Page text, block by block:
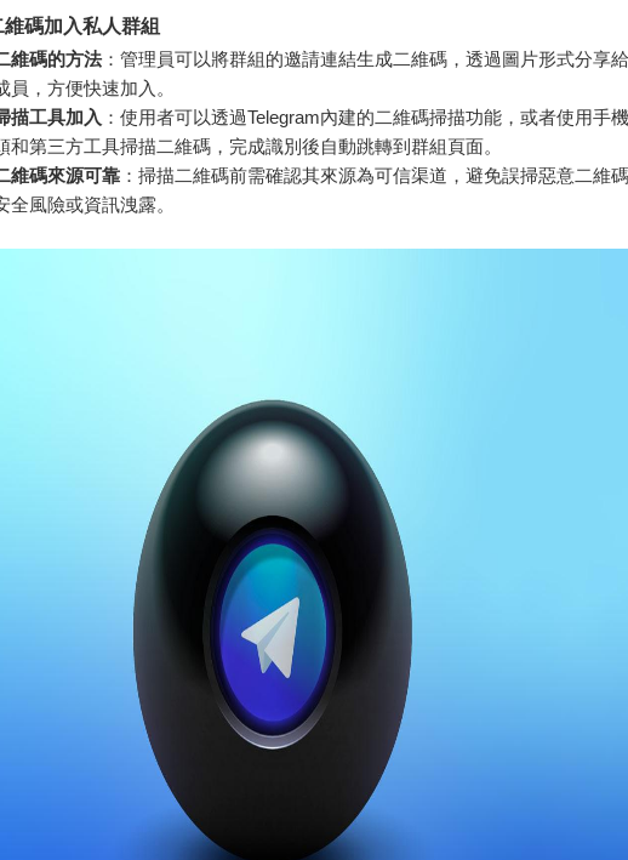
碼加入私人群組
維碼的方法：管理員可以將群組的邀請連結生成二維碼，透過圖片形式分享給
員，方便快速加入。
描工具加入 ：使用者可以透過Telegram內建的二維碼掃描功能，或者使用手機
和第三方工具掃描二維碼，完成識別後自動跳轉到群組頁面。
維碼來源可靠 ：掃描二維碼前需確認其來源為可信渠道，避免誤掃惡意二維碼
全風險或資訊洩露。